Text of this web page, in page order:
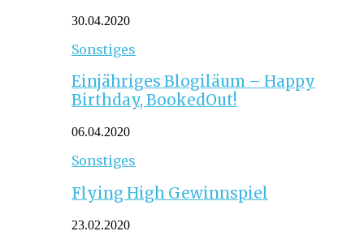
30.04.2020
Sonstiges
Einjähriges Blogiläum – Happy
Birthday, BookedOut!
06.04.2020
Sonstiges
Flying High Gewinnspiel
23.02.2020